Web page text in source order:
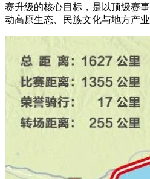
赛升级的核心目标，是以顶级赛
动高原生态、民族文化与地方产业